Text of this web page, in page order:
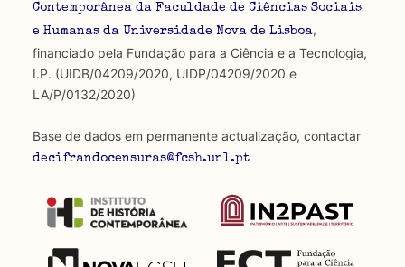
Contemporânea da Faculdade de Ciências Sociais
e Humanas da Universidade Nova de Lisboa,
financiado pela Fundação para a Ciência e a Tecnologia,
I.P. (UIDB/04209/2020, UIDP/04209/2020 e
LA/P/0132/2020)
Base de dados em permanente actualização, contactar
decifrandocensuras@fcsh.unl.pt